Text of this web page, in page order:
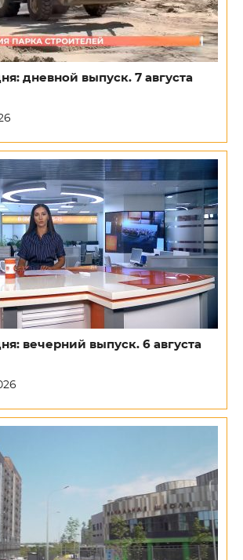
дневной выпуск. 7 августа
вечерний выпуск. 6 августа